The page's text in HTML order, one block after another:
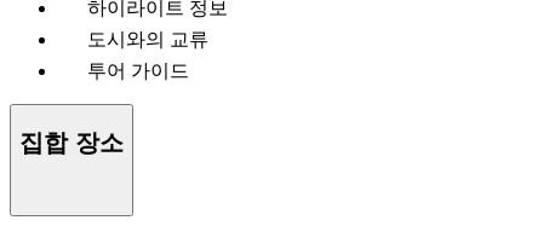
하이라이트 정보
도시와의 교류
투어 가이드
집합 장소